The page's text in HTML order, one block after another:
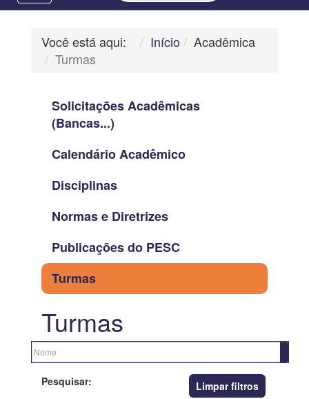
Você está aqui: Início
Acadêmica
Turmas
Solicitações Acadêmicas
(Bancas...)
Calendário Acadêmico
Disciplinas
Normas e Diretrizes
Publicações do PESC
Turmas
Turmas
Pesquisar: Limpar filtros